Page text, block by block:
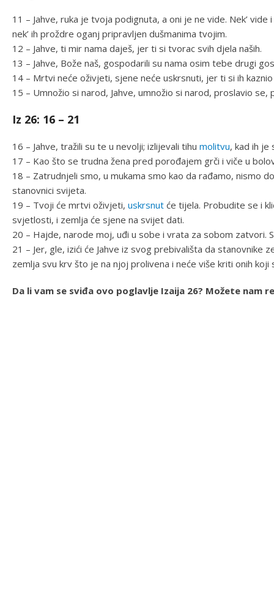
11 – Jahve, ruka je tvoja podignuta, a oni je ne vide. Nek’
nek’ ih proždre oganj pripravljen dušmanima tvojim.
12 – Jahve, ti mir nama daješ, jer ti si tvorac svih djela naših.
13 – Jahve, Bože naš, gospodarili su nama osim tebe drugi
14 – Mrtvi neće oživjeti, sjene neće uskrsnuti, jer ti si ih
15 – Umnožio si narod, Jahve, umnožio si narod, proslavio
Iz 26: 16 – 21
16 – Jahve, tražili su te u nevolji; izlijevali tihu molitvu, kad ih je
17 – Kao što se trudna žena pred porođajem grči i viče u
18 – Zatrudnjeli smo, u mukama smo kao da rađamo, nismo
stanovnici svijeta.
19 – Tvoji će mrtvi oživjeti, uskrsnut će tijela. Probudite se i
svjetlosti, i zemlja će sjene na svijet dati.
20 – Hajde, narode moj, uđi u sobe i vrata za sobom zatvori.
21 – Jer, gle, izići će Jahve iz svog prebivališta da stanovnike
zemlja svu krv što je na njoj prolivena i neće više kriti onih koji
Da li vam se sviđa ovo poglavlje Izaija 26? Možete nam